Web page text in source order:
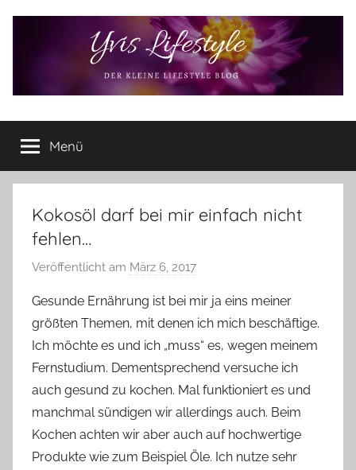
Yvis
Lifestyle
Lifestyle
Blog
–
Lifestyle,
Rezensionen,
Produkttests
und
mehr
Menü
Kokosöl darf bei mir einfach nicht
fehlen…
Veröffentlicht am März 6, 2017
n
Y
v
o
n
n
e
Gesunde Ernährung ist bei mir ja eins meiner
größten Themen, mit denen ich mich beschäftige.
Ich möchte es und ich „muss“ es, wegen meinem
Fernstudium. Dementsprechend versuche ich
auch gesund zu kochen. Mal funktioniert es und
manchmal sündigen wir allerdings auch. Beim
Kochen achten wir aber auch auf hochwertige
Produkte wie zum Beispiel Öle. Ich nutze sehr